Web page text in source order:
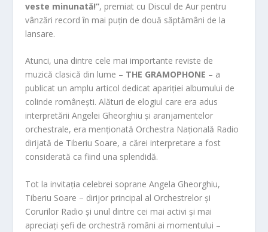
veste minunată!”, premiat cu Discul de Aur pentru
vânzări record în mai puțin de două săptămâni de la
lansare.
Atunci, una dintre cele mai importante reviste de
muzică clasică din lume – THE GRAMOPHONE – a
publicat un amplu articol dedicat apariției albumului de
colinde românești. Alături de elogiul care era adus
interpretării Angelei Gheorghiu și aranjamentelor
orchestrale, era menționată Orchestra Națională Radio
dirijată de Tiberiu Soare, a cărei interpretare a fost
considerată ca fiind una splendidă.
Tot la invitația celebrei soprane Angela Gheorghiu,
Tiberiu Soare – dirijor principal al Orchestrelor și
Corurilor Radio și unul dintre cei mai activi și mai
apreciați șefi de orchestră români ai momentului –